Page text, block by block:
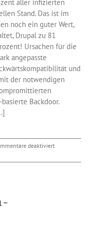
aller infizierten
Stand. Das ist im
noch ein guter Wert,
Drupal zu 81
Ursachen für die
angepasste
und
der notwendigen
Backdoor.
deaktiviertfür
WordPress-